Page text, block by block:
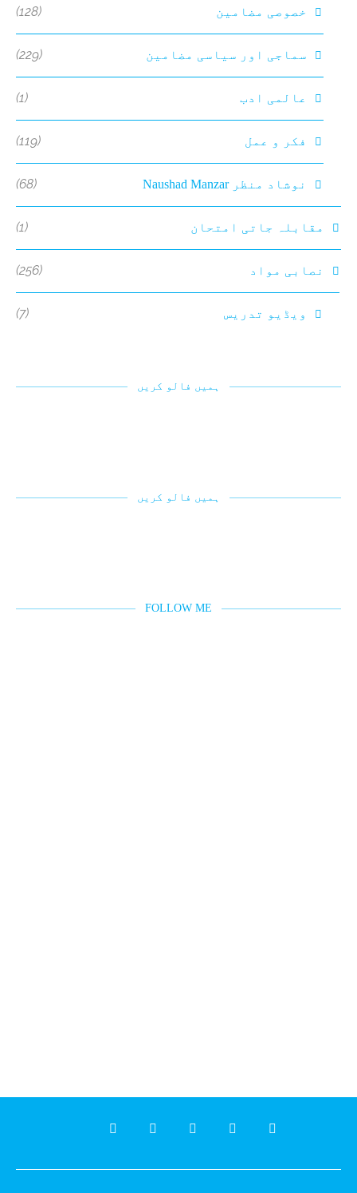
خصوصی مضامین (128)
سماجی اور سیاسی مضامین (229)
عالمی ادب (1)
فکر و عمل (119)
نوشاد منظر Naushad Manzar (68)
مقابلہ جاتی امتحان (1)
نصابی مواد (256)
ویڈیو تدریس (7)
ہمیں فالو کریں
ہمیں فالو کریں
FOLLOW ME